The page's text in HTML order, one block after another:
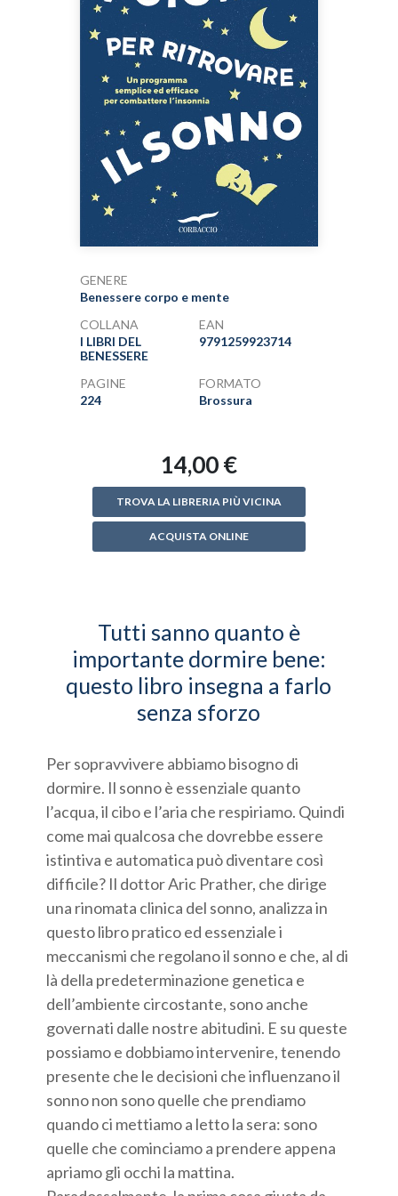
GENERE
Benessere corpo e mente
COLLANA
I LIBRI DEL
BENESSERE
EAN
9791259923714
PAGINE
224
FORMATO
Brossura
14,00 €
TROVA LA LIBRERIA PIÙ VICINA
ACQUISTA ONLINE
Tutti sanno quanto è
importante dormire bene:
questo libro insegna a farlo
senza sforzo
Per sopravvivere abbiamo bisogno di
dormire. Il sonno è essenziale quanto
l’acqua, il cibo e l’aria che respiriamo. Quindi
come mai qualcosa che dovrebbe essere
istintiva e automatica può diventare così
difficile? Il dottor Aric Prather, che dirige
una rinomata clinica del sonno, analizza in
questo libro pratico ed essenziale i
meccanismi che regolano il sonno e che, al di
là della predeterminazione genetica e
dell’ambiente circostante, sono anche
governati dalle nostre abitudini. E su queste
possiamo e dobbiamo intervenire, tenendo
presente che le decisioni che influenzano il
sonno non sono quelle che prendiamo
quando ci mettiamo a letto la sera: sono
quelle che cominciamo a prendere appena
apriamo gli occhi la mattina.